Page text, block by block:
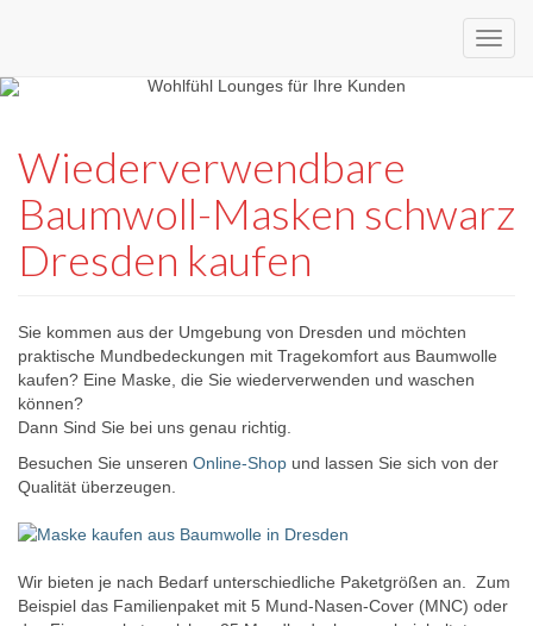
expo24seven
eventware
Wiederverwendbare
Baumwoll-Masken schwarz
Dresden kaufen
Sie kommen aus der Umgebung von Dresden und möchten
praktische Mundbedeckungen mit Tragekomfort aus Baumwolle
kaufen? Eine Maske, die Sie wiederverwenden und waschen
können?
Dann Sind Sie bei uns genau richtig.
Besuchen Sie unseren Online-Shop und lassen Sie sich von der
Qualität überzeugen.
Wir bieten je nach Bedarf unterschiedliche Paketgrößen an. Zum
Beispiel das Familienpaket mit 5 Mund-Nasen-Cover (MNC) oder